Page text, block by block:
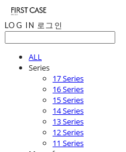
LOG IN 로그인
ALL
Series
17 Series
16 Series
15 Series
14 Series
13 Series
12 Series
11 Series